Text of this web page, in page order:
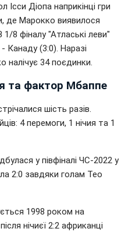
Ісси Діопа наприкінці гри
де Марокко виявилося
1/8 фіналу "Атлаські леви"
Канаду (3:0). Наразі
налічує 34 поєдинки.
та фактор Мбаппе
шість разів.
4 перемоги, 1 нічия та 1
у півфіналі ЧС-2022 у
2:0 завдяки голам Тео
1998 роком на
нічиєї 2:2 африканці